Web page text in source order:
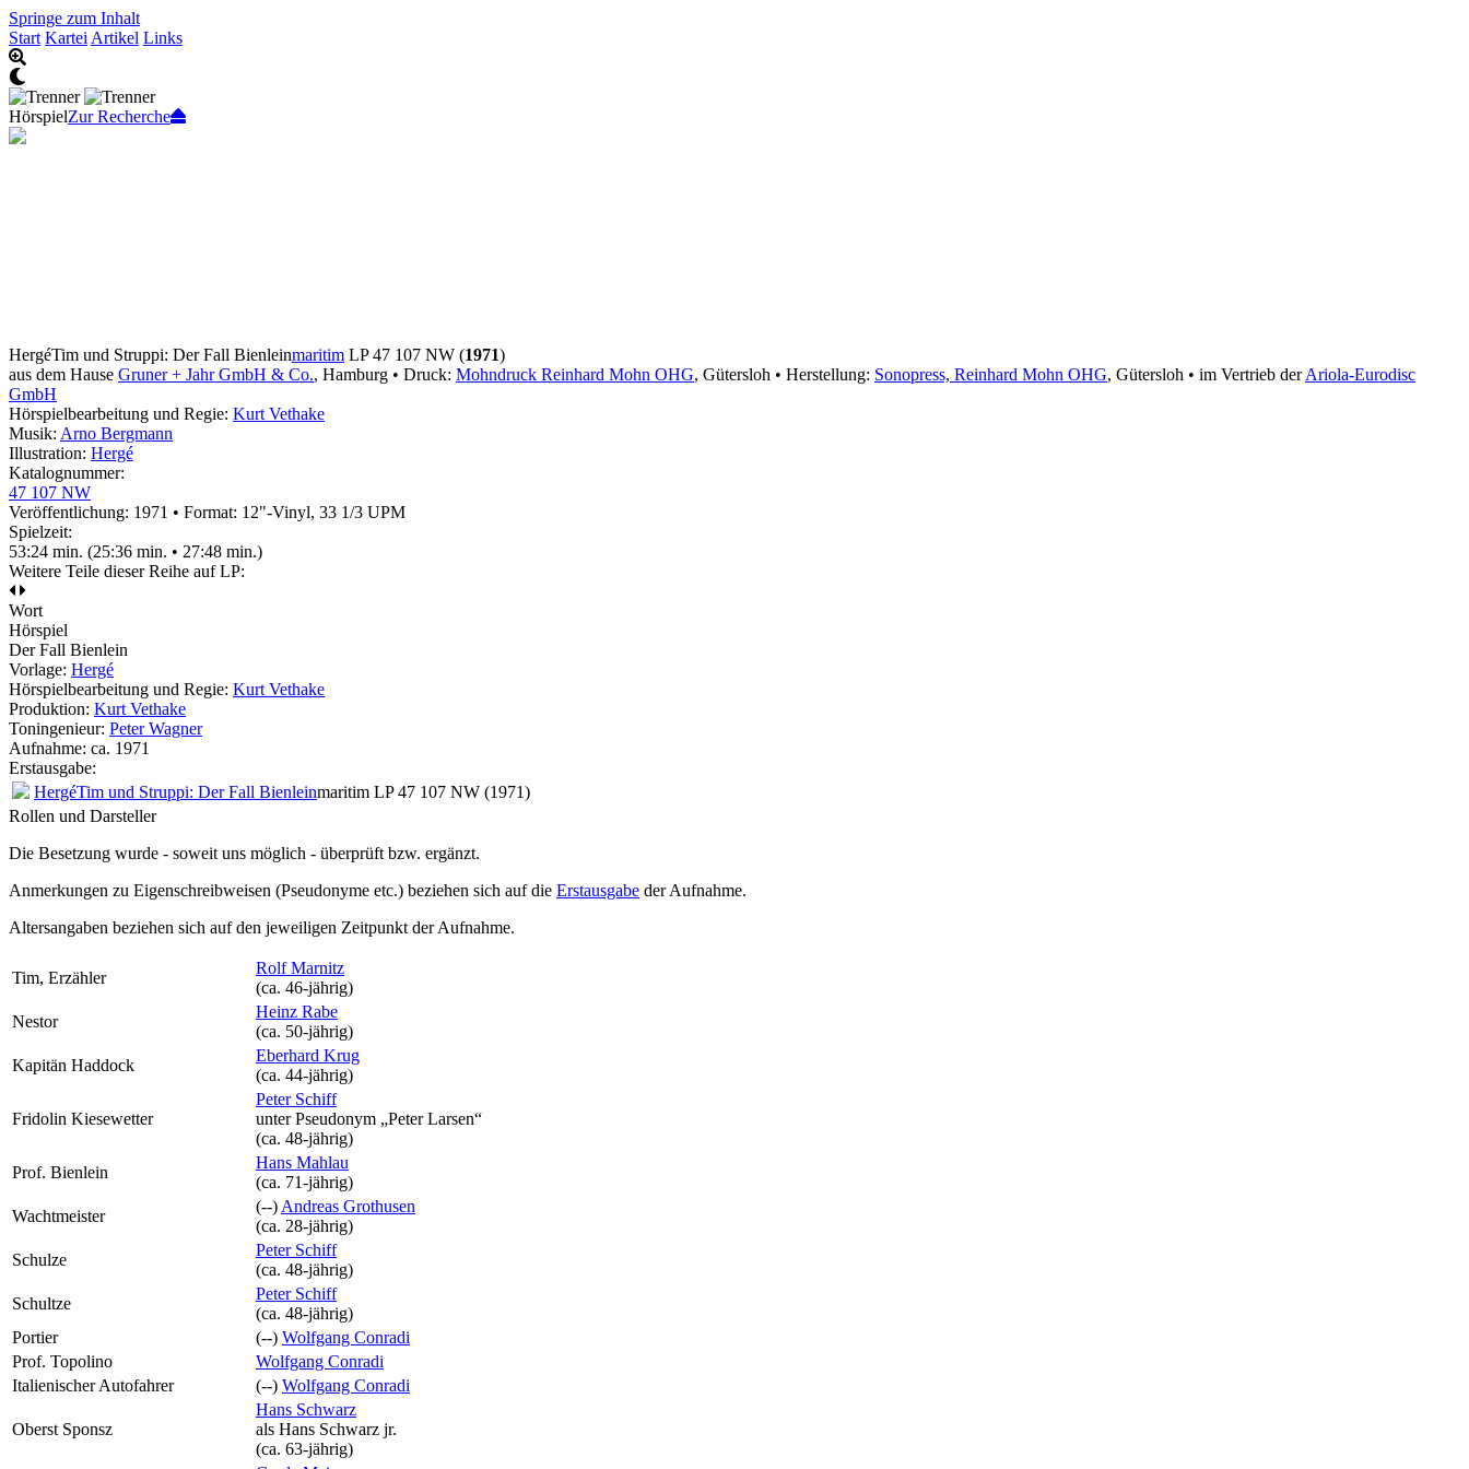
Springe zum Inhalt
Start Kartei Artikel Links
HörspielZur Recherche
HergéTim und Struppi: Der Fall Bienleinmaritim LP 47 107 NW (1971)
aus dem Hause Gruner + Jahr GmbH & Co., Hamburg • Druck: Mohndruck Reinhard Mohn OHG, Gütersloh • Herstellung: Sonopress, Reinhard Mohn OHG, Gütersloh • im Vertrieb derAriola-Eurodisc
GmbH
Hörspielbearbeitung und Regie: Kurt Vethake
Musik: Arno Bergmann
Illustration: Hergé
Katalognummer:
47 107 NW
Veröffentlichung: 1971 • Format: 12"-Vinyl, 33 1/3 UPM
Spielzeit:
53:24 min. (25:36 min. • 27:48 min.)
Weitere Teile dieser Reihe auf LP:
Wort
Hörspiel
Der Fall Bienlein
Vorlage: Hergé
Hörspielbearbeitung und Regie: Kurt Vethake
Produktion: Kurt Vethake
Toningenieur: Peter Wagner
Aufnahme: ca. 1971
Erstausgabe:
HergéTim und Struppi: Der Fall Bienleinmaritim LP 47 107 NW (1971)
Rollen und Darsteller
Die Besetzung wurde - soweit uns möglich - überprüft bzw. ergänzt.
Anmerkungen zu Eigenschreibweisen (Pseudonyme etc.) beziehen sich auf die Erstausgabe der Aufnahme.
Altersangaben beziehen sich auf den jeweiligen Zeitpunkt der Aufnahme.
Tim, Erzähler
Rolf Marnitz
(ca. 46‑jährig)
Nestor
Heinz Rabe
(ca. 50‑jährig)
Kapitän Haddock
Eberhard Krug
(ca. 44‑jährig)
Fridolin Kiesewetter
Peter Schiff
unter Pseudonym „Peter Larsen“
(ca. 48‑jährig)
Prof. Bienlein
Hans Mahlau
(ca. 71‑jährig)
Wachtmeister
(--) Andreas Grothusen
(ca. 28‑jährig)
Schulze
Peter Schiff
(ca. 48‑jährig)
Schultze
Peter Schiff
(ca. 48‑jährig)
Portier
(--) Wolfgang Conradi
Prof. Topolino
Wolfgang Conradi
Italienischer Autofahrer
(--) Wolfgang Conradi
Oberst Sponsz
Hans Schwarz
als Hans Schwarz jr.
(ca. 63‑jährig)